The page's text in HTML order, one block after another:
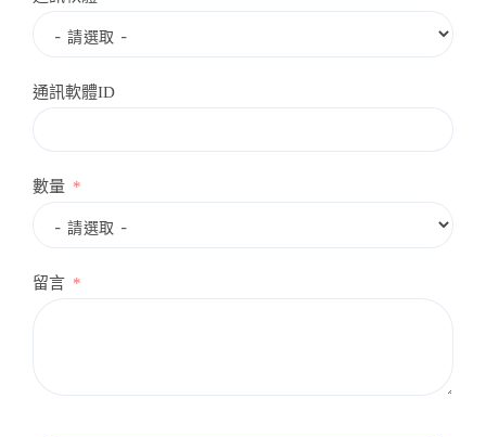
通訊軟體ID
數量
留言